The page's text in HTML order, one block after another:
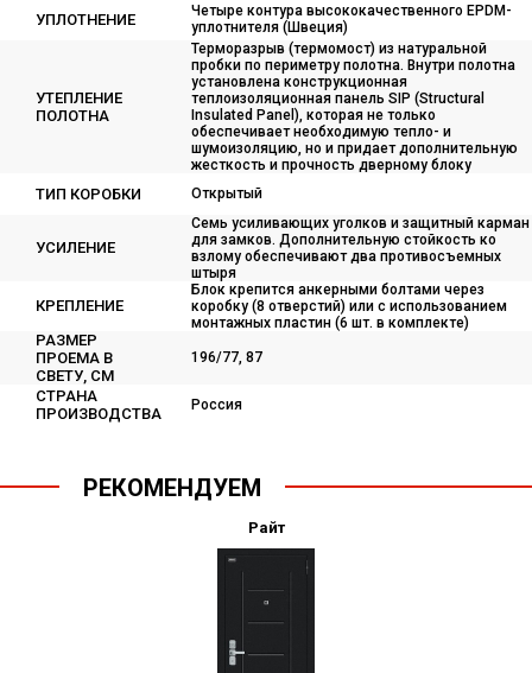
УПЛОТНЕНИЕ
Четыре контура высококачественного EPDM-
уплотнителя (Швеция)
УТЕПЛЕНИЕ
ПОЛОТНА
Терморазрыв (термомост) из натуральной
пробки по периметру полотна. Внутри полотна
установлена конструкционная
теплоизоляционная панель SIP (Structural
Insulated Panel), которая не только
обеспечивает необходимую тепло- и
шумоизоляцию, но и придает дополнительную
жесткость и прочность дверному блоку
ТИП КОРОБКИ Открытый
УСИЛЕНИЕ
Семь усиливающих уголков и защитный карман
для замков. Дополнительную стойкость ко
взлому обеспечивают два противосъемных
штыря
КРЕПЛЕНИЕ
Блок крепится анкерными болтами через
коробку (8 отверстий) или с использованием
монтажных пластин (6 шт. в комплекте)
РАЗМЕР
ПРОЕМА В
СВЕТУ, СМ
196/77, 87
СТРАНА
ПРОИЗВОДСТВА
Россия
РЕКОМЕНДУЕМ
Райт